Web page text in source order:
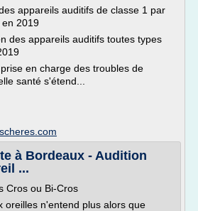
appareils auditifs de classe 1 par
en 2019
des appareils auditifs toutes types
en charge des troubles de
santé s'étend...
à Bordeaux - Audition
...
Cros ou Bi-Cros
oreilles n'entend plus alors que